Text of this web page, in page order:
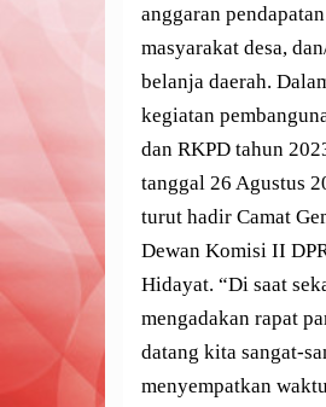
anggaran
masyarakat desa,
belanja daerah.
kegiatan
dan RKPD tahun
tanggal 26 Agustus
turut hadir Camat
Dewan Komisi II
Hidayat. “Di saat
mengadakan rapat
datang kita sangat-
menyempatkan